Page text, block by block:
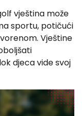
vještina može
sportu, potičući
Vještine
djeca vide svoj